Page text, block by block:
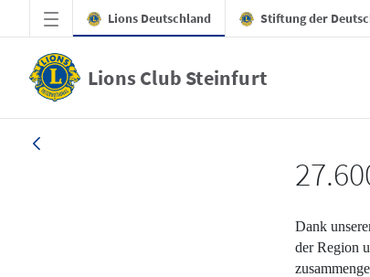
Zum Hauptinhalt springen
Lions Deutschland Stiftung der
Lions Club Steinfurt
Dank
der Region